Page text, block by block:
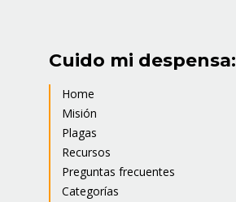
Cuido mi despensa:
Home
Misión
Plagas
Recursos
Preguntas frecuentes
Categorías